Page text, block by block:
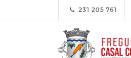
231 205 761